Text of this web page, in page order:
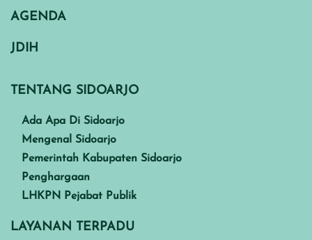
AGENDA
JDIH
TENTANG SIDOARJO
Ada Apa Di Sidoarjo
Mengenal Sidoarjo
Pemerintah Kabupaten Sidoarjo
Penghargaan
LHKPN Pejabat Publik
LAYANAN TERPADU